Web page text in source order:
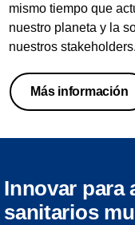
mismo tiempo que
nuestro planeta y la
nuestros stakeholders.
Más información
Innovar para
sanitarios